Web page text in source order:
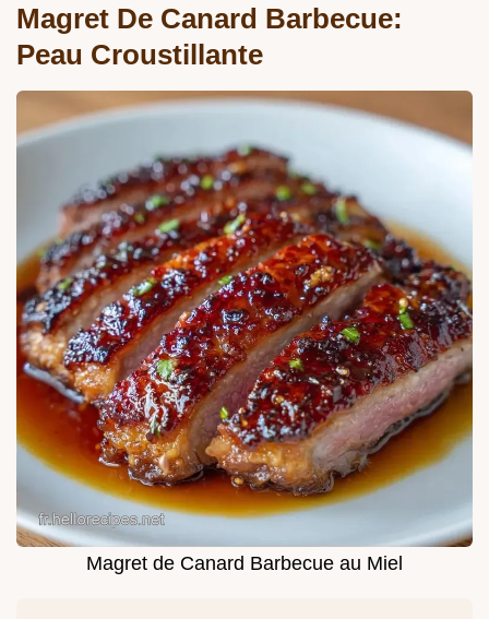
Magret De Canard Barbecue:
Peau Croustillante
Magret de Canard Barbecue au Miel